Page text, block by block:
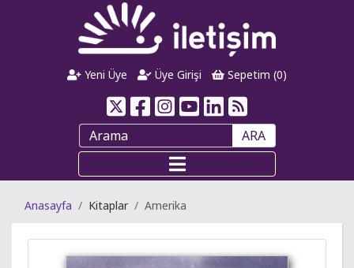
Yeni Üye Üye Girişi Sepetim (0)
ARA
Anasayfa Kitaplar Amerika